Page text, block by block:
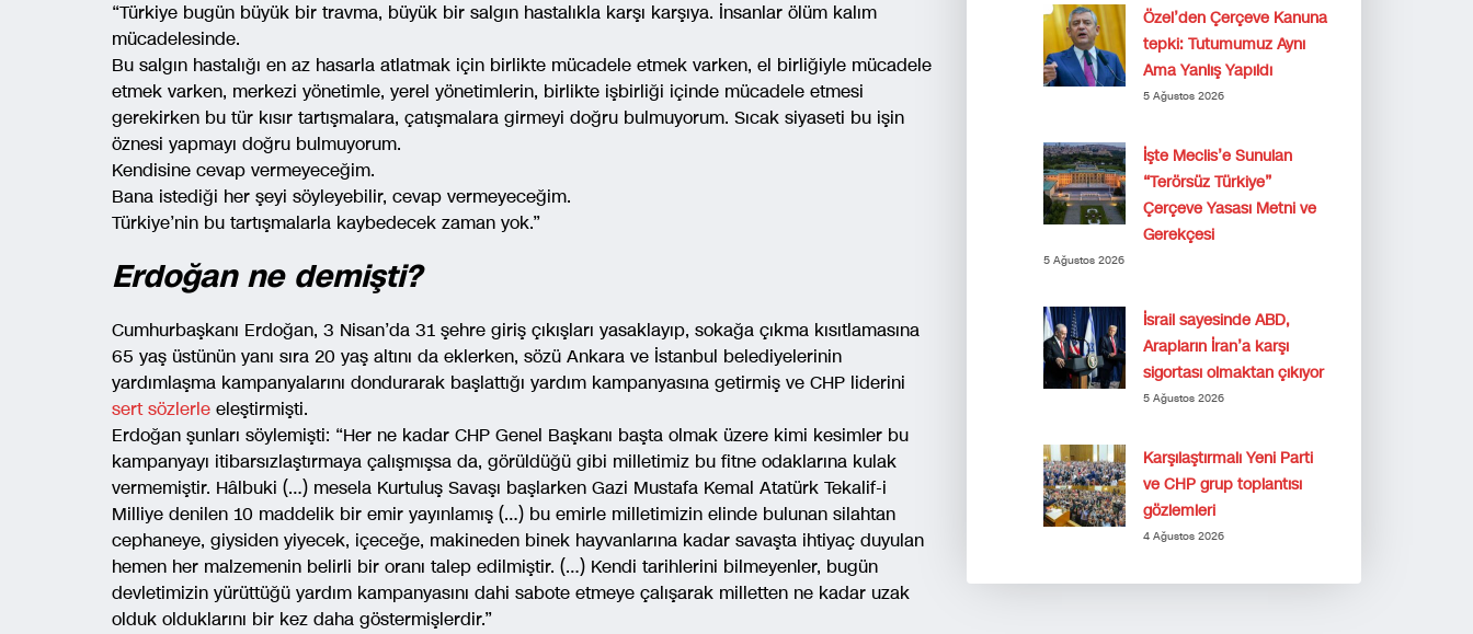
“Türkiye bugün büyük bir travma, büyük bir salgın hastalıkla karşı karşıya. İnsanlar ölüm kalım
mücadelesinde.
Bu salgın hastalığı en az hasarla atlatmak için birlikte mücadele etmek varken, el birliğiyle mücadele
etmek varken, merkezi yönetimle, yerel yönetimlerin, birlikte işbirliği içinde mücadele etmesi
gerekirken bu tür kısır tartışmalara, çatışmalara girmeyi doğru bulmuyorum. Sıcak siyaseti bu işin
öznesi yapmayı doğru bulmuyorum.
Kendisine cevap vermeyeceğim.
Bana istediği her şeyi söyleyebilir, cevap vermeyeceğim.
Türkiye’nin bu tartışmalarla kaybedecek zaman yok.”
Erdoğan ne demişti?
Cumhurbaşkanı Erdoğan, 3 Nisan’da 31 şehre giriş çıkışları yasaklayıp, sokağa çıkma kısıtlamasına
65 yaş üstünün yanı sıra 20 yaş altını da eklerken, sözü Ankara ve İstanbul belediyelerinin
yardımlaşma kampanyalarını dondurarak başlattığı yardım kampanyasına getirmiş ve CHP liderini
sert sözlerle eleştirmişti.
Erdoğan şunları söylemişti: “Her ne kadar CHP Genel Başkanı başta olmak üzere kimi kesimler bu
kampanyayı itibarsızlaştırmaya çalışmışsa da, görüldüğü gibi milletimiz bu fitne odaklarına kulak
vermemiştir. Hâlbuki (…) mesela Kurtuluş Savaşı başlarken Gazi Mustafa Kemal Atatürk Tekalif-i
Milliye denilen 10 maddelik bir emir yayınlamış (…) bu emirle milletimizin elinde bulunan silahtan
cephaneye, giysiden yiyecek, içeceğe, makineden binek hayvanlarına kadar savaşta ihtiyaç duyulan
hemen her malzemenin belirli bir oranı talep edilmiştir. (…) Kendi tarihlerini bilmeyenler, bugün
devletimizin yürüttüğü yardım kampanyasını dahi sabote etmeye çalışarak milletten ne kadar uzak
olduk olduklarını bir kez daha göstermişlerdir.”
Özel’den Çerçeve Kanuna
tepki: Tutumumuz Aynı
Ama Yanlış Yapıldı
5 Ağustos 2026
İşte Meclis’e Sunulan
“Terörsüz Türkiye”
Çerçeve Yasası Metni ve
Gerekçesi
5 Ağustos 2026
İsrail sayesinde ABD,
Arapların İran’a karşı
sigortası olmaktan çıkıyor
5 Ağustos 2026
Karşılaştırmalı Yeni Parti
ve CHP grup toplantısı
gözlemleri
4 Ağustos 2026